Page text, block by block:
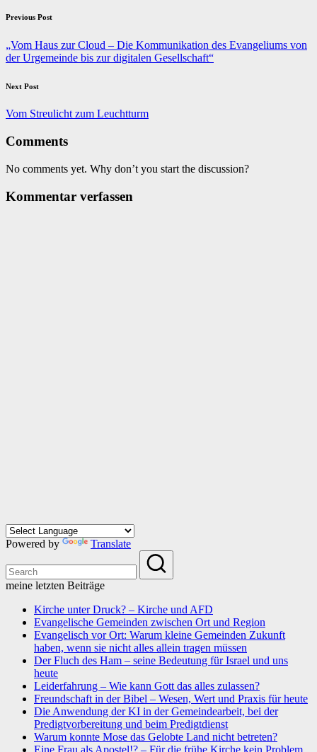
Post
navigation
Previous Post
„Vom Haus zur Cloud – Die Kommunikation des Evangeliums von
der Urgemeinde bis zur digitalen Gesellschaft“
Next Post
Vom Streulicht zum Leuchtturm
Comments
No comments yet. Why don’t you start the discussion?
Kommentar verfassen
Powered by Translate
meine letzten Beiträge
Kirche unter Druck? – Kirche und AFD
Evangelische Gemeinden zwischen Ort und Region
Evangelisch vor Ort: Warum kleine Gemeinden Zukunft
haben, wenn sie nicht alles allein tragen müssen
Der Fluch des Ham – seine Bedeutung für Israel und uns
heute
Leiderfahrung – Wie kann Gott das alles zulassen?
Freundschaft in der Bibel – Wesen, Wert und Praxis für heute
Die Anwendung der KI in der Gemeindearbeit, bei der
Predigtvorbereitung und beim Predigtdienst
Warum konnte Mose das Gelobte Land nicht betreten?